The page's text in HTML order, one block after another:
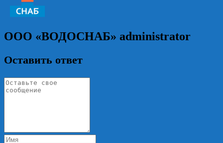
ООО «ВОДОСНАБ» administrator
Оставить ответ